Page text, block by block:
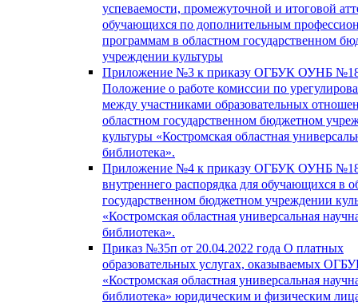
успеваемости, промежуточной и итоговой
обучающихся по дополнительным
программам в областном государственном
учреждении культуры
Приложение №3 к приказу ОГБУК ОУНБ
Положение о работе комиссии по
между участниками образовательных
областном государственном бюджетном
культуры «Костромская областная
библиотека».
Приложение №4 к приказу ОГБУК ОУНБ
внутреннего распорядка для обучающихся в
государственном бюджетном учреждении
«Костромская областная универсальная
библиотека».
Приказ №35п от 20.04.2022 года О платных
образовательных услугах, оказываемых
«Костромская областная универсальная
библиотека» юридическим и физическим